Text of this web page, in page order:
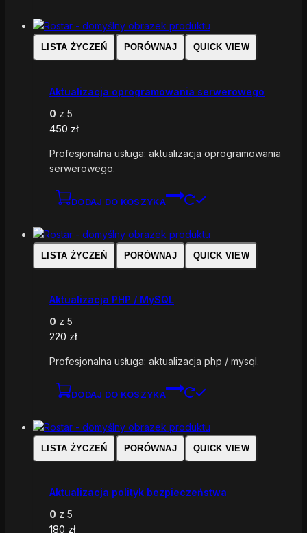
LISTA ŻYCZEŃ PORÓWNAJ QUICK VIEW
Aktualizacja oprogramowania serwerowego
0 z 5
450 zł
Profesjonalna usługa: aktualizacja oprogramowania
serwerowego.
DODAJ DO KOSZYKA
LISTA ŻYCZEŃ PORÓWNAJ QUICK VIEW
Aktualizacja PHP / MySQL
0 z 5
220 zł
Profesjonalna usługa: aktualizacja php / mysql.
DODAJ DO KOSZYKA
LISTA ŻYCZEŃ PORÓWNAJ QUICK VIEW
Aktualizacja polityk bezpieczeństwa
0 z 5
180 zł